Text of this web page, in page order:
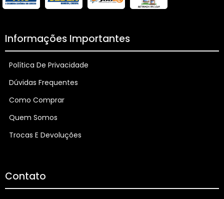
Informações Importantes
Política De Privacidade
Dúvidas Frequentes
Como Comprar
Quem Somos
Trocas E Devoluções
Contato